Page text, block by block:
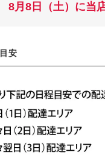
8月8日（土）に当
安